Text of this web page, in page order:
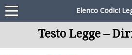
Elenco Codici
Testo Legge –